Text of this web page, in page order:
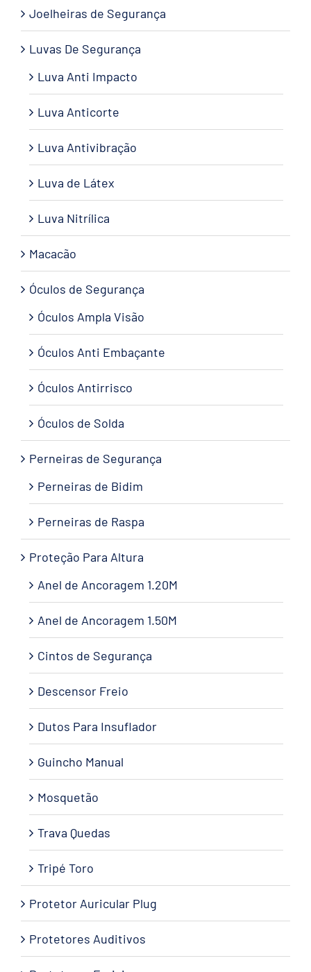
Joelheiras de Segurança
Luvas De Segurança
Luva Anti Impacto
Luva Anticorte
Luva Antivibração
Luva de Látex
Luva Nitrílica
Macacão
Óculos de Segurança
Óculos Ampla Visão
Óculos Anti Embaçante
Óculos Antirrisco
Óculos de Solda
Perneiras de Segurança
Perneiras de Bidim
Perneiras de Raspa
Proteção Para Altura
Anel de Ancoragem 1.20M
Anel de Ancoragem 1.50M
Cintos de Segurança
Descensor Freio
Dutos Para Insuflador
Guincho Manual
Mosquetão
Trava Quedas
Tripé Toro
Protetor Auricular Plug
Protetores Auditivos